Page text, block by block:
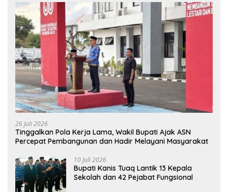
26 Juli 2026
Tinggalkan Pola Kerja Lama, Wakil Bupati Ajak ASN
Percepat Pembangunan dan Hadir Melayani Masyarakat
10 Juli 2026
Bupati Kanis Tuaq Lantik 13 Kepala
Sekolah dan 42 Pejabat Fungsional